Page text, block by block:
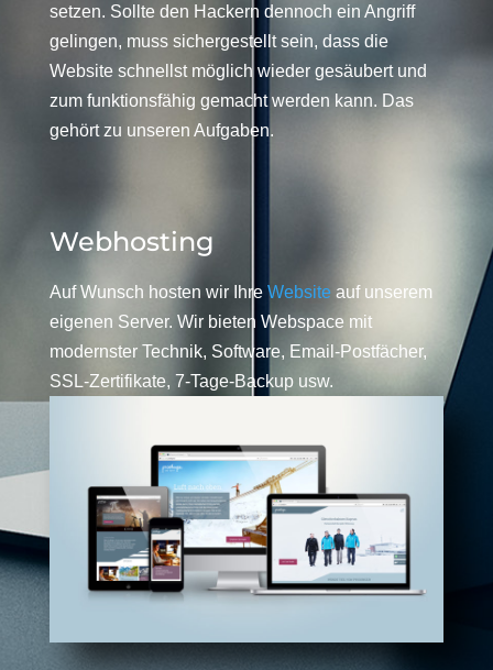
setzen. Sollte den Hackern dennoch ein Angriff
gelingen, muss sichergestellt sein, dass die
Website schnellst möglich wieder gesäubert und
zum funktionsfähig gemacht werden kann. Das
gehört zu unseren Aufgaben.
Webhosting
Auf Wunsch hosten wir Ihre Website auf unserem
eigenen Server. Wir bieten Webspace mit
modernster Technik, Software, Email-Postfächer,
SSL-Zertifikate, 7-Tage-Backup usw.